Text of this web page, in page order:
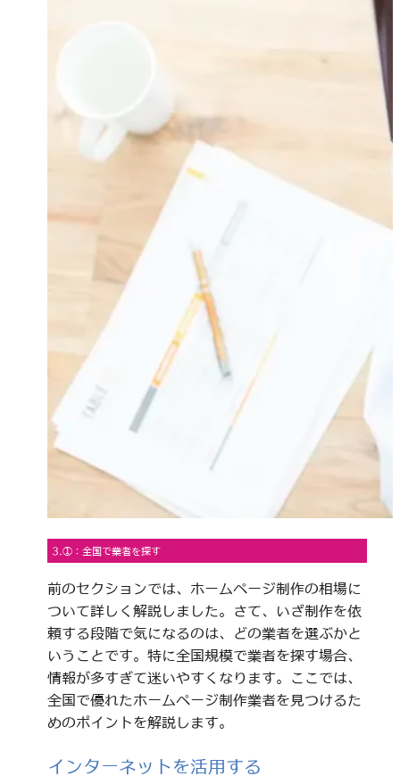
3.①：全国で業者を探す
前のセクションでは、ホームページ制作の相場に
ついて詳しく解説しました。さて、いざ制作を依
頼する段階で気になるのは、どの業者を選ぶかと
いうことです。特に全国規模で業者を探す場合、
情報が多すぎて迷いやすくなります。ここでは、
全国で優れたホームページ制作業者を見つけるた
めのポイントを解説します。
インターネットを活用する